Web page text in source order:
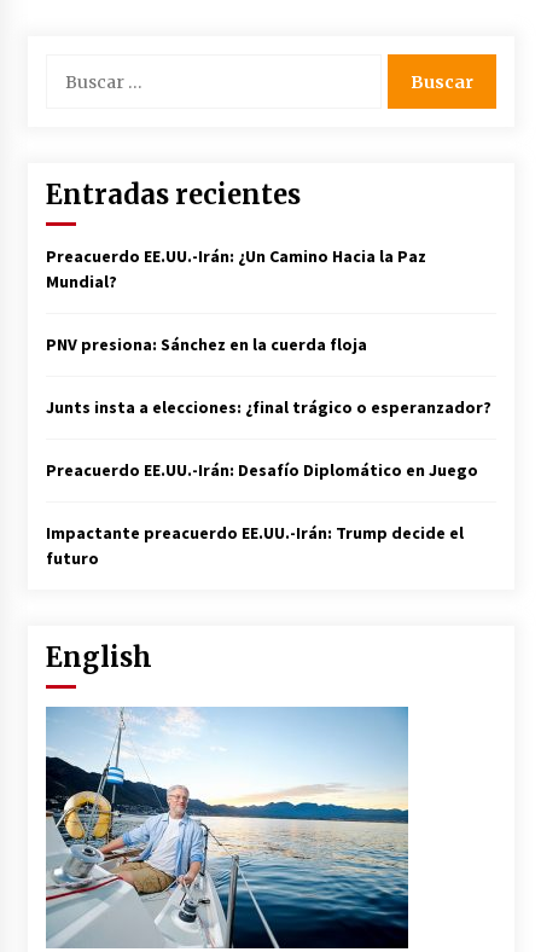
Entradas recientes
Preacuerdo EE.UU.-Irán: ¿Un Camino Hacia la Paz
Mundial?
PNV presiona: Sánchez en la cuerda floja
Junts insta a elecciones: ¿final trágico o esperanzador?
Preacuerdo EE.UU.-Irán: Desafío Diplomático en Juego
Impactante preacuerdo EE.UU.-Irán: Trump decide el
futuro
English